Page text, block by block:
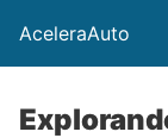
AceleraAuto